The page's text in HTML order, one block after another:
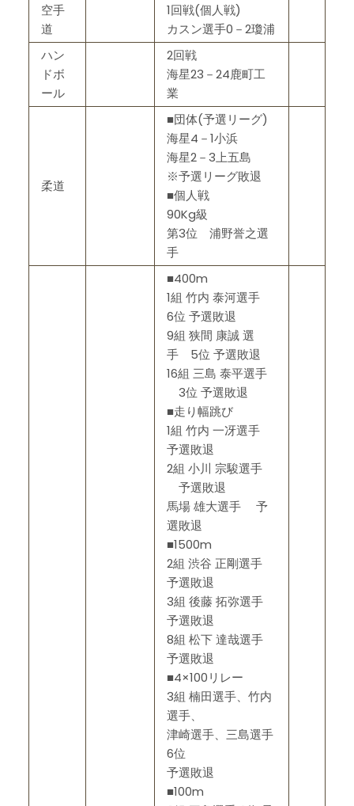
空手
道
1回戦(個人戦)
カスン選手0－2瓊浦
ハン
ドボ
ール
2回戦
海星23－24鹿町工
業
柔道
■団体(予選リーグ)
海星4－1小浜
海星2－3上五島
※予選リーグ敗退
■個人戦
90Kg級
第3位 浦野誉之選
手
■400m
1組 竹内 泰河選手
6位 予選敗退
9組 狭間 康誠 選
手 5位 予選敗退
16組 三島 泰平選手
3位 予選敗退
■走り幅跳び
1組 竹内 一冴選手
予選敗退
2組 小川 宗駿選手
予選敗退
馬場 雄大選手 予
選敗退
■1500m
2組 渋谷 正剛選手
予選敗退
3組 後藤 拓弥選手
予選敗退
8組 松下 達哉選手
予選敗退
■4×100リレー
3組 楠田選手、竹内
選手、
津崎選手、三島選手
6位
予選敗退
■100m